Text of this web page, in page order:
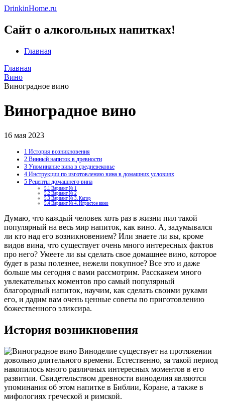
DrinkinHome.ru
Сайт о алкогольных напитках!
Главная
Главная
Вино
Виноградное вино
Виноградное вино
16 мая 2023
1 История возникновения
2 Винный напиток в древности
3 Упоминание вина в средневековье
4 Инструкции по изготовлению вина в домашних условиях
5 Рецепты домашнего вина
5.1 Вариант № 1
5.2 Вариант № 2
5.3 Вариант № 3. Кагор
5.4 Вариант № 4. Игристое вино
Думаю, что каждый человек хоть раз в жизни пил такой
популярный на весь мир напиток, как вино. А, задумывался
ли кто над его возникновением? Или знаете ли вы, кроме
видов вина, что существует очень много интересных фактов
про него? Умеете ли вы сделать свое домашнее вино, которое
будет в разы полезнее, нежели покупное? Все это и даже
больше мы сегодня с вами рассмотрим. Расскажем много
увлекательных моментов про самый популярный
благородный напиток, научим, как сделать своими руками
его, и дадим вам очень ценные советы по приготовлению
божественного эликсира.
История возникновения
Виноделие существует на протяжении
довольно длительного времени. Естественно, за такой период
накопилось много различных интересных моментов в его
развитии. Свидетельством древности виноделия являются
упоминания об этом напитке в Библии, Коране, а также в
мифологиях греческой и римской.